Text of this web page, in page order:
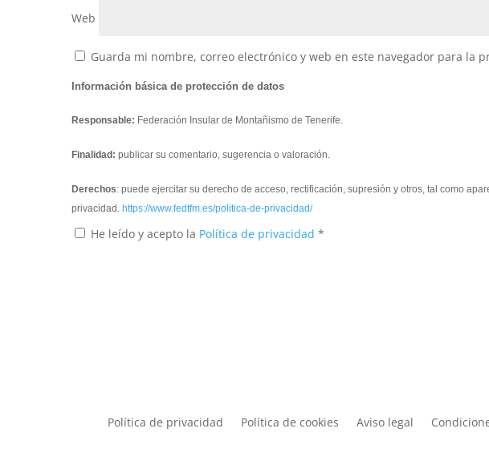
Web
Guarda mi nombre, correo electrónico y web en este navegador para la
Información básica de protección de datos
Responsable: Federación Insular de Montañismo de Tenerife.
Finalidad: publicar su comentario, sugerencia o valoración.
Derechos: puede ejercitar su derecho de acceso, rectificación, supresión y otros, tal como
privacidad. https://www.fedtfm.es/politica-de-privacidad/
He leído y acepto la Política de privacidad *
Política de privacidad Política de cookies Aviso legal